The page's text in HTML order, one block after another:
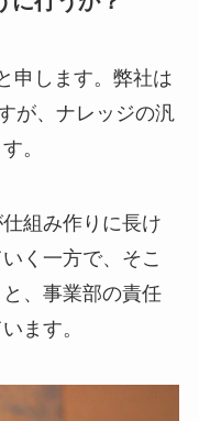
します。弊社は
が、ナレッジの汎
。
組み作りに長け
く一方で、そこ
、事業部の責任
ます。